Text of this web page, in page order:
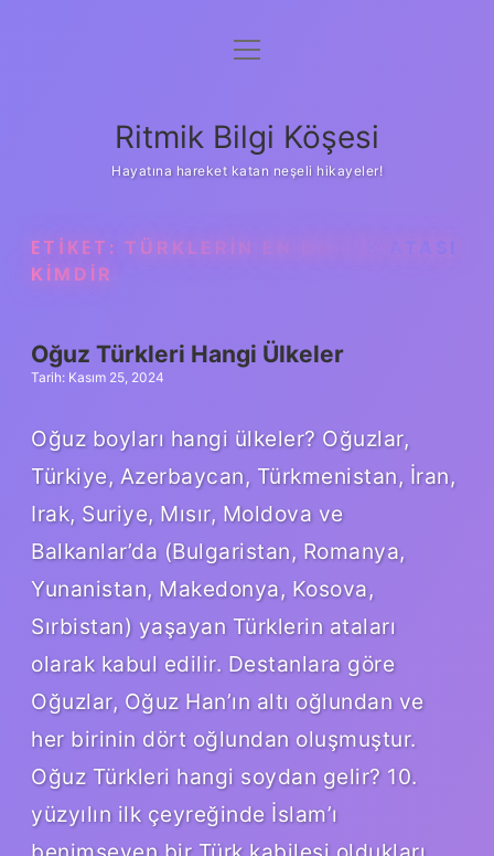
Anasayfa
Yasal Uyarı
menüyü
Ritmik Bilgi Köşesi
Hayatına hareket katan neşeli hikayeler!
ETIKET: TÜRKLERIN EN BÜYÜK ATASI
KIMDIR
Oğuz Türkleri Hangi Ülkeler
Tarih: Kasım 25, 2024
Oğuz boyları hangi ülkeler? Oğuzlar,
Türkiye, Azerbaycan, Türkmenistan, İran,
Irak, Suriye, Mısır, Moldova ve
Balkanlar’da (Bulgaristan, Romanya,
Yunanistan, Makedonya, Kosova,
Sırbistan) yaşayan Türklerin ataları
olarak kabul edilir. Destanlara göre
Oğuzlar, Oğuz Han’ın altı oğlundan ve
her birinin dört oğlundan oluşmuştur.
Oğuz Türkleri hangi soydan gelir? 10.
yüzyılın ilk çeyreğinde İslam’ı